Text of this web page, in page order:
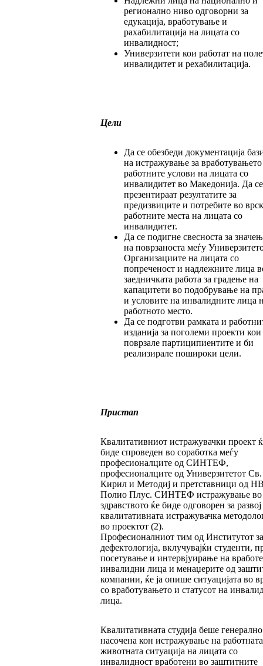
регионално ниво одговорни за
едукација, вработување и
рахабилитација на лицата со
инвалидност;
Универзитети кои работат на
инвалидитет и рехабилитација.
Цели
Да се обезбеди документација
на истражување за
работните услови на лицата со
инвалидитет во Македонија. Да се
презентираат резултатите за
предизвиците и потребите во
работните места на лицата со
инвалидитет.
Да се подигне свесноста за
на поврзаноста меѓу
Организациите на лицата со
попреченост и надлежните лица
заедничката работа за градење на
капацитети во подобрување на
и условите на инвалидните лица
работното место.
Да се подготви рамката и
изданија за поголеми проекти
поврзале партиципиентите и би
реализирале пошироки цели.
Пристап
Квалитативниот истражувачки проект
биде спроведен во соработка меѓу
професионалците од СИНТЕФ,
професионалците од Универзитетот Св.
Кирил и Методиј и претставници од
Полио Плус. СИНТЕФ истражување во
здравството ќе биде одговорен за
квалитативната истражувачка
во проектот (2).
Професионалниот тим од Институтот за
дефектологија, вклучувајќи студенти,
посетување и интервјуирање на
инвалидни лица и менаџерите од
компании, ќе ја опише ситуацијата во
со вработувањето и статусот на
лица.
Квалитативната студија беше генерално
насочена кон истражување на
животната ситуација на лицата со
инвалидност вработени во заштитните